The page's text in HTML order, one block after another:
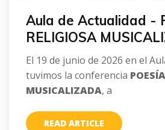
Aula de Actualidad -
RELIGIOSA
El 19 de junio de 2026 en el
tuvimos la conferencia
MUSICALIZADA, a
READ ARTICLE